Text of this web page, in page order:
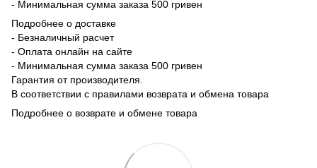
- Минимальная сумма заказа 500 гривен
Подробнее о доставке
- Безналичный расчет
- Оплата онлайн на сайте
- Минимальная сумма заказа 500 гривен
Гарантия от производителя.
В соответствии с правилами возврата и обмена товара
Подробнее о возврате и обмене товара